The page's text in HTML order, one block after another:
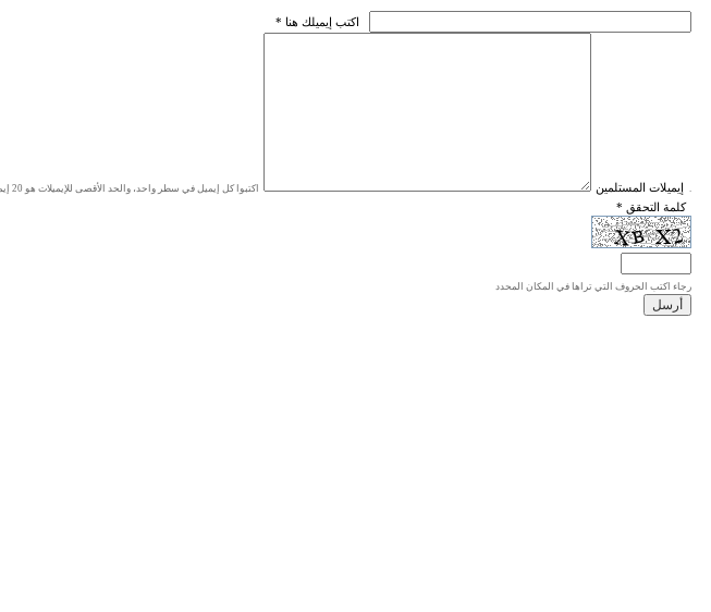
* اكتب إيميلك هنا
* إيميلات المستلمين اكتبوا كل إيميل في سطر واحد، والحد الأقصى للإيميلات هو 20 إيميلا.
* كلمة التحقق
رجاء اكتب الحروف التي تراها في المكان المحدد